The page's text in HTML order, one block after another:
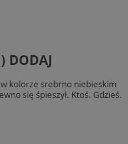
DODAJ
kolorze srebrno niebieskim
się śpieszył. Ktoś. Gdzieś.